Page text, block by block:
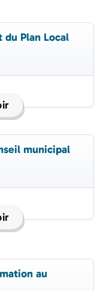
du Plan Local
municipal
au